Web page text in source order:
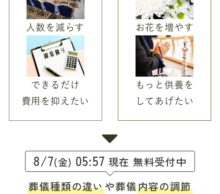
人数を減らす
できるだけ
費用を抑えたい
お花を増やす
もっと供養を
してあげたい
8/7(金) 05:57 現在 無料受付中
葬儀種類の違いや葬儀内容の調節